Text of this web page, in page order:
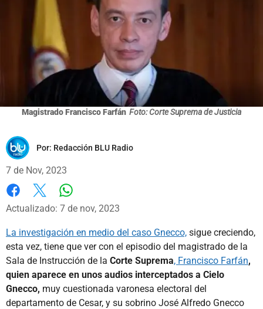
Magistrado Francisco Farfán Foto: Corte Suprema de Justicia
Por: Redacción BLU Radio
7 de Nov, 2023
Facebook
X
Actualizado: 7 de nov, 2023
La investigación en medio del caso Gnecco, sigue creciendo,
esta vez, tiene que ver con el episodio del magistrado de la
Sala de Instrucción de la Corte Suprema, Francisco Farfán,
quien aparece en unos audios interceptados a Cielo
Gnecco, muy cuestionada varonesa electoral del
departamento de Cesar, y su sobrino José Alfredo Gnecco